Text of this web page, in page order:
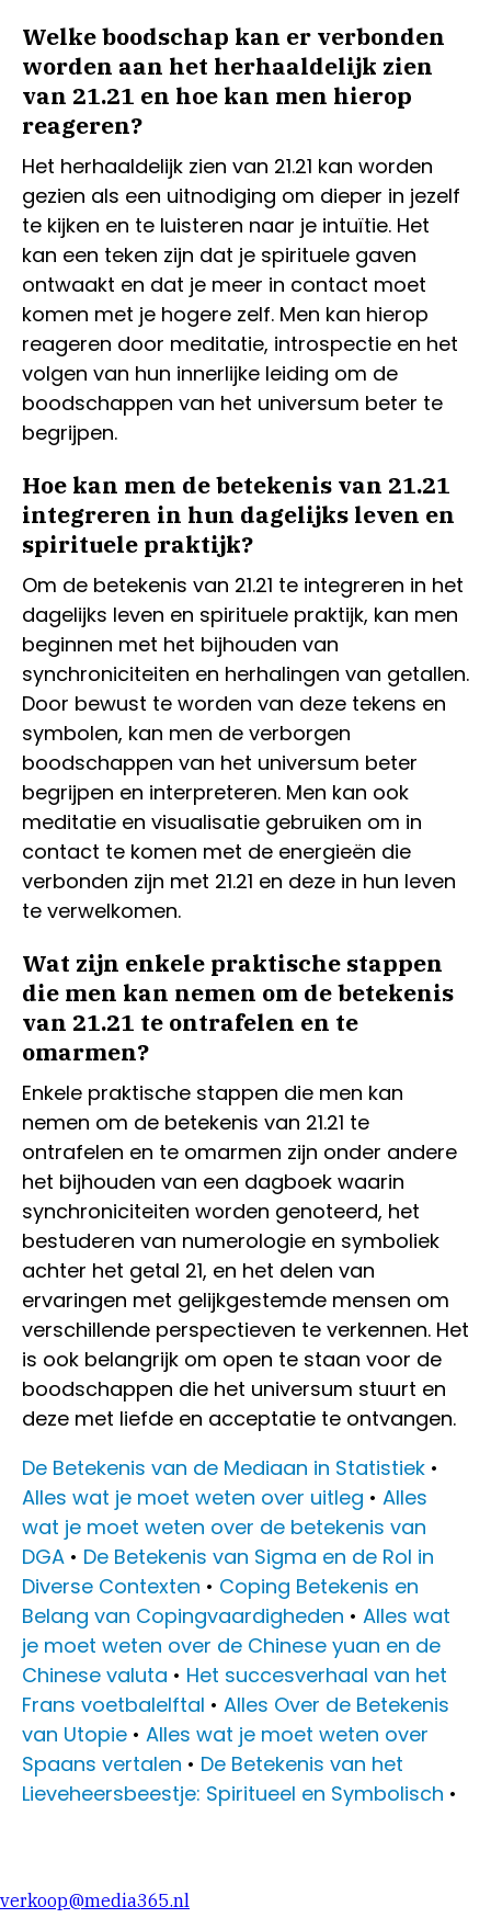
Welke boodschap kan er verbonden
worden aan het herhaaldelijk zien
van 21.21 en hoe kan men hierop
reageren?
Het herhaaldelijk zien van 21.21 kan worden
gezien als een uitnodiging om dieper in jezelf
te kijken en te luisteren naar je intuïtie. Het
kan een teken zijn dat je spirituele gaven
ontwaakt en dat je meer in contact moet
komen met je hogere zelf. Men kan hierop
reageren door meditatie, introspectie en het
volgen van hun innerlijke leiding om de
boodschappen van het universum beter te
begrijpen.
Hoe kan men de betekenis van 21.21
integreren in hun dagelijks leven en
spirituele praktijk?
Om de betekenis van 21.21 te integreren in het
dagelijks leven en spirituele praktijk, kan men
beginnen met het bijhouden van
synchroniciteiten en herhalingen van getallen.
Door bewust te worden van deze tekens en
symbolen, kan men de verborgen
boodschappen van het universum beter
begrijpen en interpreteren. Men kan ook
meditatie en visualisatie gebruiken om in
contact te komen met de energieën die
verbonden zijn met 21.21 en deze in hun leven
te verwelkomen.
Wat zijn enkele praktische stappen
die men kan nemen om de betekenis
van 21.21 te ontrafelen en te
omarmen?
Enkele praktische stappen die men kan
nemen om de betekenis van 21.21 te
ontrafelen en te omarmen zijn onder andere
het bijhouden van een dagboek waarin
synchroniciteiten worden genoteerd, het
bestuderen van numerologie en symboliek
achter het getal 21, en het delen van
ervaringen met gelijkgestemde mensen om
verschillende perspectieven te verkennen. Het
is ook belangrijk om open te staan voor de
boodschappen die het universum stuurt en
deze met liefde en acceptatie te ontvangen.
De Betekenis van de Mediaan in Statistiek •
Alles wat je moet weten over uitleg • Alles
wat je moet weten over de betekenis van
DGA • De Betekenis van Sigma en de Rol in
Diverse Contexten • Coping Betekenis en
Belang van Copingvaardigheden • Alles wat
je moet weten over de Chinese yuan en de
Chinese valuta • Het succesverhaal van het
Frans voetbalelftal • Alles Over de Betekenis
van Utopie • Alles wat je moet weten over
Spaans vertalen • De Betekenis van het
Lieveheersbeestje: Spiritueel en Symbolisch •
verkoop@media365.nl